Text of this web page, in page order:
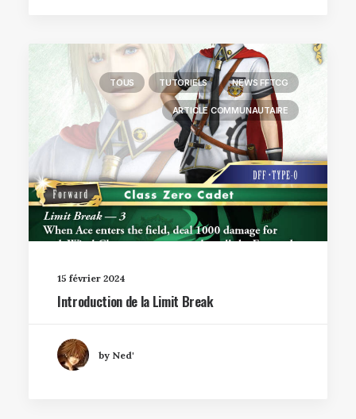
TOUS TUTORIELS NEWS FFTCG
ARTICLE COMMUNAUTAIRE
15 février 2024
Introduction de la Limit Break
by Ned'